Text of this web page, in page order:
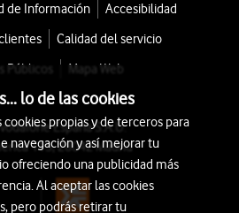
de Información
Accesibilidad
Calidad del servicio
Públicos
Mapa Web
España S.A.U.
115, 28042 Madrid
lo de las cookies
cookies propias y de terceros para
navegación y así mejorar tu
ofreciendo una publicidad más
Al aceptar las cookies
pero podrás retirar tu